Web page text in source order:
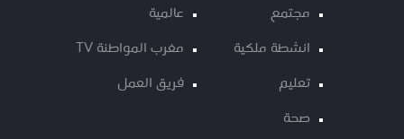
مجتمع
انشطة ملكية
تعليم
صحة
عالمية
مغرب المواطنة TV
فريق العمل